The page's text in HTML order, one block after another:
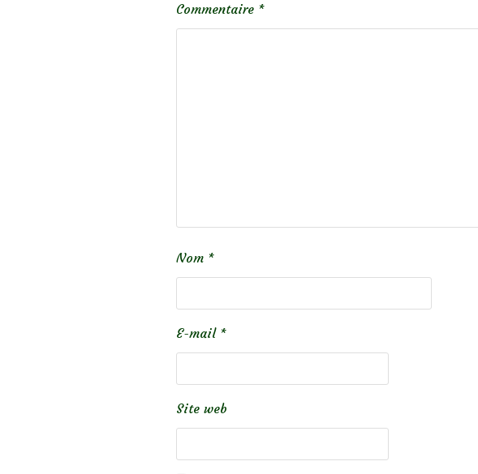
Commentaire *
Nom *
E-mail *
Site web